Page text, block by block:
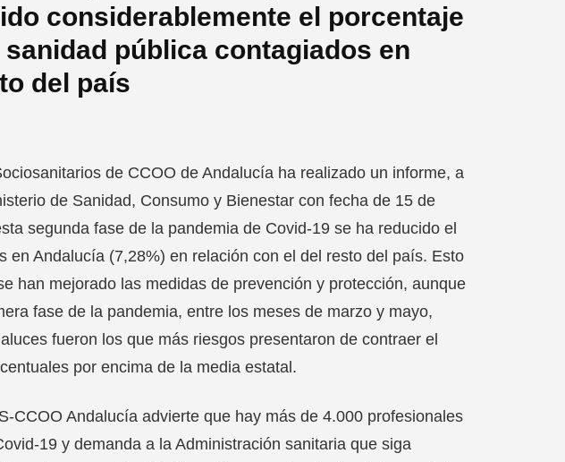
considerablemente el porcentaje
pública contagiados en
del país
de CCOO de Andalucía ha realizado un informe, a
de Sanidad, Consumo y Bienestar con fecha de 15 de
segunda fase de la pandemia de Covid-19 se ha reducido el
en Andalucía (7,28%) en relación con el del resto del país. Esto
han mejorado las medidas de prevención y protección, aunque
fase de la pandemia, entre los meses de marzo y mayo,
fueron los que más riesgos presentaron de contraer el
por encima de la media estatal.
CCOO Andalucía advierte que hay más de 4.000 profesionales
19 y demanda a la Administración sanitaria que siga